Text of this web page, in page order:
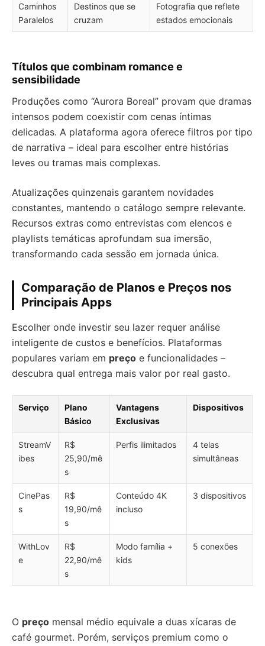
Caminhos
Paralelos
Destinos que se
cruzam
Fotografia que reflete
estados emocionais
Títulos que combinam romance e
sensibilidade
Produções como “Aurora Boreal” provam que dramas
intensos podem coexistir com cenas íntimas
delicadas. A plataforma agora oferece filtros por tipo
de narrativa – ideal para escolher entre histórias
leves ou tramas mais complexas.
Atualizações quinzenais garantem novidades
constantes, mantendo o catálogo sempre relevante.
Recursos extras como entrevistas com elencos e
playlists temáticas aprofundam sua imersão,
transformando cada sessão em jornada única.
Comparação de Planos e Preços nos
Principais Apps
Escolher onde investir seu lazer requer análise
inteligente de custos e benefícios. Plataformas
populares variam em preço e funcionalidades –
descubra qual entrega mais valor por real gasto.
Serviço
Plano
Básico
Vantagens
Exclusivas
Dispositivos
StreamV
ibes
R$
25,90/mê
s
Perfis ilimitados
4 telas
simultâneas
CinePas
s
R$
19,90/mê
s
Conteúdo 4K
incluso
3 dispositivos
WithLov
e
R$
22,90/mê
s
Modo família +
kids
5 conexões
O preço mensal médio equivale a duas xícaras de
café gourmet. Porém, serviços premium como o